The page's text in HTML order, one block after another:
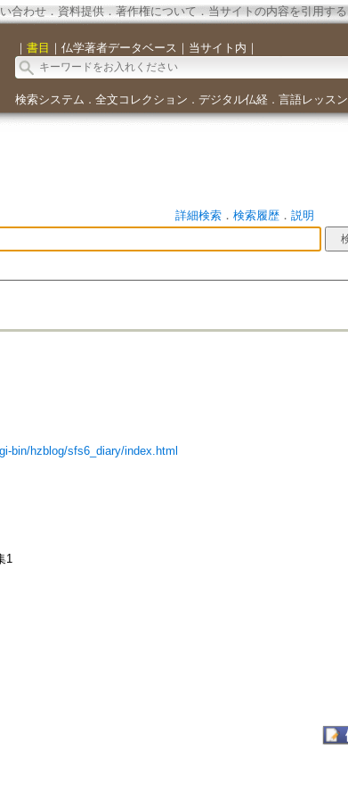
合わせ． 資料提供． 著作権について．当サイトの内容を引用する
｜ 書目 ｜ 仏学著者データベース ｜ 当サイト内 ｜
検索システム ． 全文コレクション ． デジタル仏経． 言語レッスン
詳細検索． 検索履歴． 説明
bin/hzblog/sfs6_diary/index.html
1